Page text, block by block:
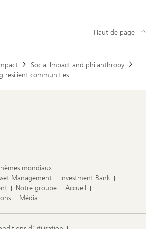
Social Impact and philanthropy
resilient communities
Haut de page
mondiaux
Management
Investment Bank
Notre groupe
Accueil
Média